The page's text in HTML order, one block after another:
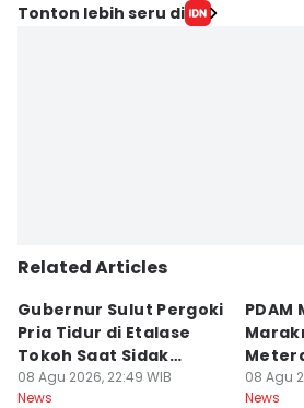
Tonton lebih seru di
Related Articles
Gubernur Sulut Pergoki
Pria Tidur di Etalase
Tokoh Saat Sidak
Gedung
08 Agu 2026, 22:49 WIB
News
PDAM
Ikut
08 Agu
News